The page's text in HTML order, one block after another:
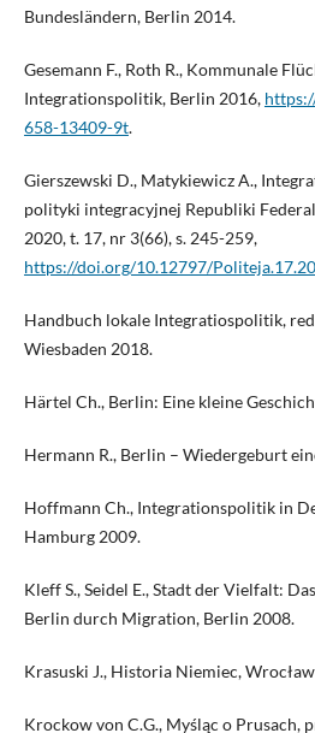
Bundesländern, Berlin 2014.
Gesemann F., Roth R., Kommunale
Integrationspolitik, Berlin 2016,
658-13409-9t.
Gierszewski D., Matykiewicz A.,
polityki integracyjnej Republiki
2020, t. 17, nr 3(66), s. 245-259,
https://doi.org/10.12797/
Handbuch lokale Integratiospolitik, red.
Wiesbaden 2018.
Härtel Ch., Berlin: Eine kleine
Hermann R., Berlin – Wiedergeburt
Hoffmann Ch., Integrationspolitik in
Hamburg 2009.
Kleff S., Seidel E., Stadt der Vielfalt:
Berlin durch Migration, Berlin 2008.
Krasuski J., Historia Niemiec,
Krockow von C.G., Myśląc o Prusach,